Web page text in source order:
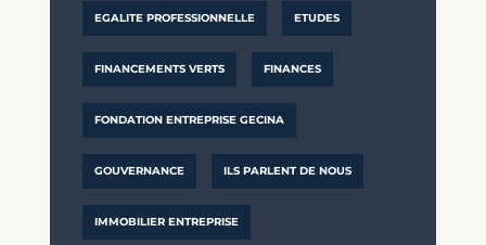
EGALITE PROFESSIONNELLE ETUDES
FINANCEMENTS VERTS FINANCES
FONDATION ENTREPRISE GECINA
GOUVERNANCE ILS PARLENT DE NOUS
IMMOBILIER ENTREPRISE